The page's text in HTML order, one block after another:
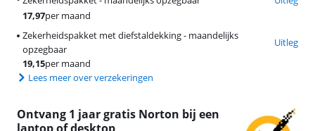
17,97per maand
Zekerheidspakket met diefstaldekking - maandelijks
opzegbaar
Uitleg
19,15per maand
Lees meer over verzekeringen
Ontvang 1 jaar gratis Norton bij een